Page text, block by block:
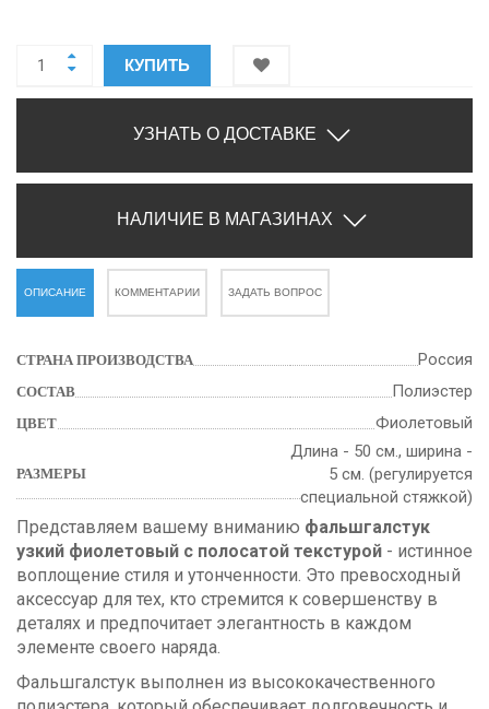
КУПИТЬ
УЗНАТЬ О ДОСТАВКЕ
НАЛИЧИЕ В МАГАЗИНАХ
ОПИСАНИЕ КОММЕНТАРИИ ЗАДАТЬ ВОПРОС
СТРАНА ПРОИЗВОДСТВА Россия
СОСТАВ Полиэстер
ЦВЕТ Фиолетовый
РАЗМЕРЫ
Длина - 50 см., ширина -
5 см. (регулируется
специальной стяжкой)
Представляем вашему вниманию фальшгалстук
узкий фиолетовый с полосатой текстурой - истинное
воплощение стиля и утонченности. Это превосходный
аксессуар для тех, кто стремится к совершенству в
деталях и предпочитает элегантность в каждом
элементе своего наряда.
Фальшгалстук выполнен из высококачественного